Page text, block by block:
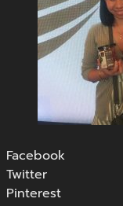
Facebook
Twitter
Pinterest